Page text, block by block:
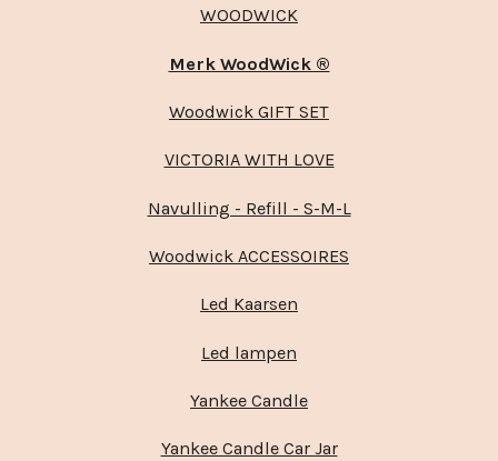
WOODWICK
Merk WoodWick ®
Woodwick GIFT SET
VICTORIA WITH LOVE
Navulling - Refill - S-M-L
Woodwick ACCESSOIRES
Led Kaarsen
Led lampen
Yankee Candle
Yankee Candle Car Jar